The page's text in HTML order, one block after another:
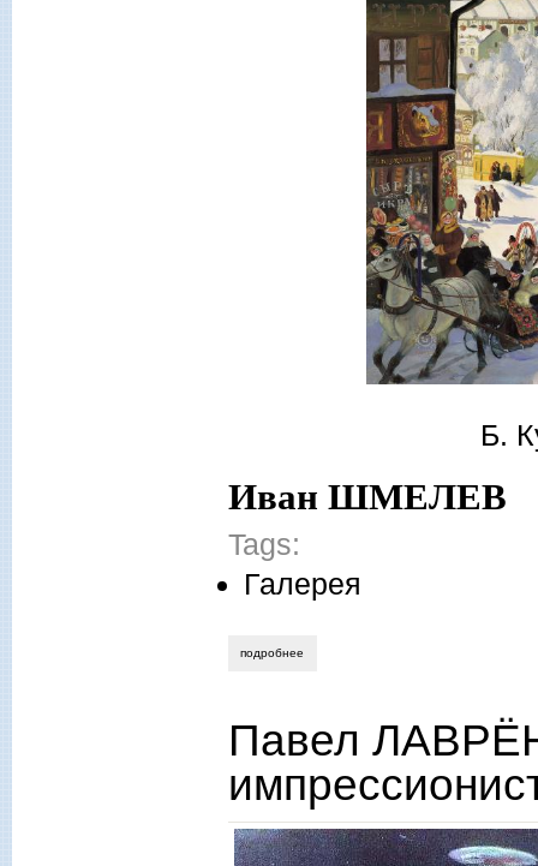
Б.
Иван ШМЕЛЕВ
Tags:
Галерея
подробнее
Павел